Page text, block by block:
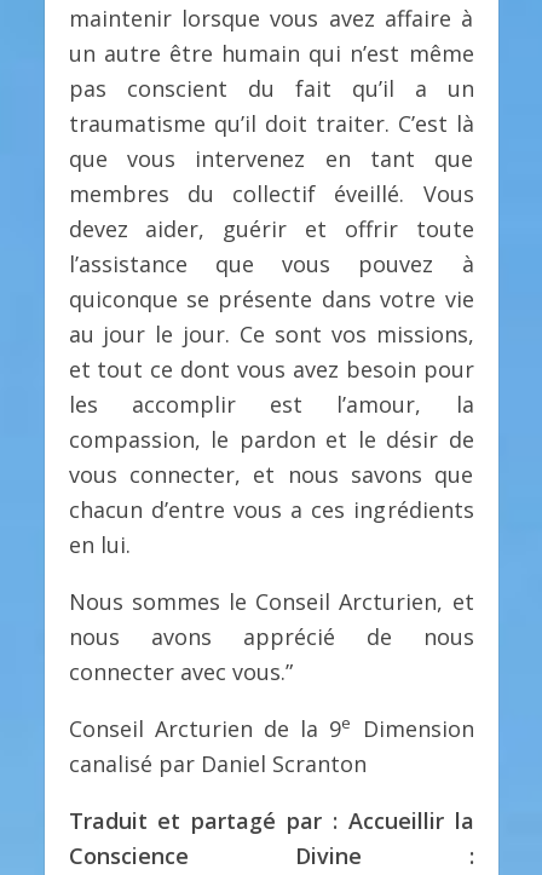
maintenir lorsque vous avez affaire à
un autre être humain qui n’est même
pas conscient du fait qu’il a un
traumatisme qu’il doit traiter. C’est là
que vous intervenez en tant que
membres du collectif éveillé. Vous
devez aider, guérir et offrir toute
l’assistance que vous pouvez à
quiconque se présente dans votre vie
au jour le jour. Ce sont vos missions,
et tout ce dont vous avez besoin pour
les accomplir est l’amour, la
compassion, le pardon et le désir de
vous connecter, et nous savons que
chacun d’entre vous a ces ingrédients
en lui.
Nous sommes le Conseil Arcturien, et
nous avons apprécié de nous
connecter avec vous.”
Conseil Arcturien de la 9e
Dimension
canalisé par Daniel Scranton
Traduit et partagé par : Accueillir la
Conscience Divine :